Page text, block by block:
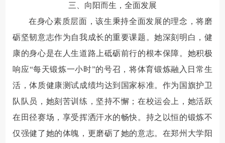
三、向阳而生，全面发展
在身心素质层面，该生秉持全面发展的理念，将磨
砺坚韧意志作为自我成长的重要课题。她深刻明白，健
康的身心是在人生道路上砥砺前行的根本保障。她积极
响应“每天锻炼一小时”的号召，将体育锻炼融入日常生
活，体质健康测试成绩均达到国家标准。作为国旗护卫
队队员，她刻苦训练，坚持不懈；在校运会上，她活跃
在田径赛场，享受挥洒汗水的畅快。持之以恒的锻炼不
仅强健了她的体魄，更磨砺了她的意志。在郑州大学阳